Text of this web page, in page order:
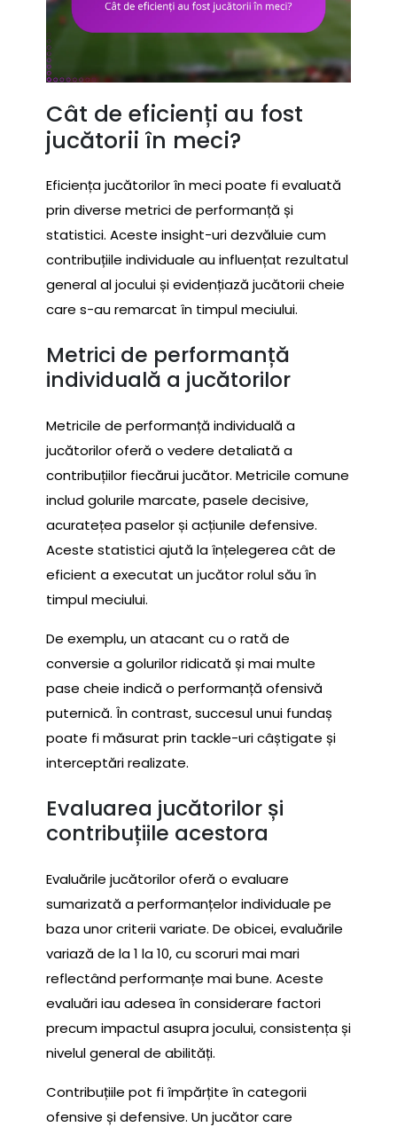
Cât de eficienți au fost
jucătorii în meci?
Eficiența jucătorilor în meci poate fi evaluată
prin diverse metrici de performanță și
statistici. Aceste insight-uri dezvăluie cum
contribuțiile individuale au influențat rezultatul
general al jocului și evidențiază jucătorii cheie
care s-au remarcat în timpul meciului.
Metrici de performanță
individuală a jucătorilor
Metricile de performanță individuală a
jucătorilor oferă o vedere detaliată a
contribuțiilor fiecărui jucător. Metricile comune
includ golurile marcate, pasele decisive,
acuratețea paselor și acțiunile defensive.
Aceste statistici ajută la înțelegerea cât de
eficient a executat un jucător rolul său în
timpul meciului.
De exemplu, un atacant cu o rată de
conversie a golurilor ridicată și mai multe
pase cheie indică o performanță ofensivă
puternică. În contrast, succesul unui fundaș
poate fi măsurat prin tackle-uri câștigate și
interceptări realizate.
Evaluarea jucătorilor și
contribuțiile acestora
Evaluările jucătorilor oferă o evaluare
sumarizată a performanțelor individuale pe
baza unor criterii variate. De obicei, evaluările
variază de la 1 la 10, cu scoruri mai mari
reflectând performanțe mai bune. Aceste
evaluări iau adesea în considerare factori
precum impactul asupra jocului, consistența și
nivelul general de abilități.
Contribuțiile pot fi împărțite în categorii
ofensive și defensive. Un jucător care